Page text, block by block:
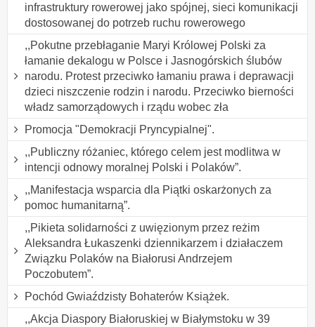
infrastruktury rowerowej jako spójnej, sieci komunikacji
dostosowanej do potrzeb ruchu rowerowego
,,Pokutne przebłaganie Maryi Królowej Polski za
łamanie dekalogu w Polsce i Jasnogórskich ślubów
narodu. Protest przeciwko łamaniu prawa i deprawacji
dzieci niszczenie rodzin i narodu. Przeciwko bierności
władz samorządowych i rządu wobec zła
Promocja "Demokracji Pryncypialnej".
,,Publiczny różaniec, którego celem jest modlitwa w
intencji odnowy moralnej Polski i Polaków”.
,,Manifestacja wsparcia dla Piątki oskarżonych za
pomoc humanitarną”.
,,Pikieta solidarności z uwięzionym przez reżim
Aleksandra Łukaszenki dziennikarzem i działaczem
Związku Polaków na Białorusi Andrzejem
Poczobutem”.
Pochód Gwiaździsty Bohaterów Książek.
,,Akcja Diaspory Białoruskiej w Białymstoku w 39